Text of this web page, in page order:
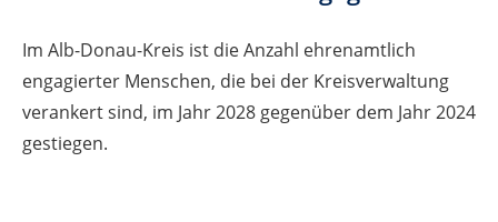
Im Alb-Donau-Kreis ist die Anzahl ehrenamtlich
engagierter Menschen, die bei der Kreisverwaltung
verankert sind, im Jahr 2028 gegenüber dem Jahr 2024
gestiegen.